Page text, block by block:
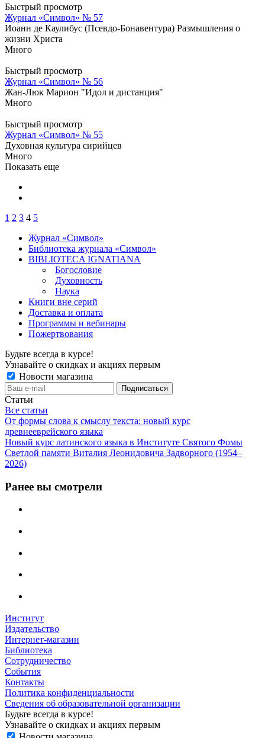
Быстрый просмотр
Журнал «Символ» № 57
Иоанн де Каулибус (Псевдо-Бонавентура) Размышления о
жизни Христа
Много
Быстрый просмотр
Журнал «Символ» № 56
Жан-Люк Марион "Идол и дистанция"
Много
Быстрый просмотр
Журнал «Символ» № 55
Духовная культура сирийцев
Много
Показать еще
1 2 3 4 5
Журнал «Символ»
Библиотека журнала «Символ»
BIBLIOTECA IGNATIANA
Богословие
Духовность
Наука
Книги вне серий
Доставка и оплата
Программы и вебинары
Пожертвования
Будьте всегда в курсе!
Узнавайте о скидках и акциях первым
Новости магазина
Статьи
Все статьи
От формы слова к смыслу текста: новый курс
древнееврейского языка
Новый курс латинского языка в Институте Святого Фомы
Светлой памяти Виталия Леонидовича Задворного (1954–
2026)
Ранее вы смотрели
Институт
Издательство
Интернет-магазин
Библиотека
Сотрудничество
События
Контакты
Политика конфиденциальности
Сведения об образовательной организации
Будьте всегда в курсе!
Узнавайте о скидках и акциях первым